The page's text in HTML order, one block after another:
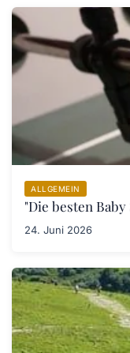
ALLGEMEIN
"Die besten
24. Juni 2026